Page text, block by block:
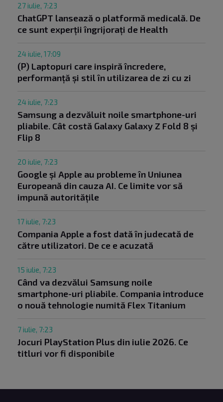
27 iulie, 7:23
ChatGPT lansează o platformă medicală. De
ce sunt experții îngrijorați de Health
24 iulie, 17:09
(P) Laptopuri care inspiră încredere,
performanță și stil în utilizarea de zi cu zi
24 iulie, 7:23
Samsung a dezvăluit noile smartphone-uri
pliabile. Cât costă Galaxy Galaxy Z Fold 8 și
Flip 8
20 iulie, 7:23
Google și Apple au probleme în Uniunea
Europeană din cauza AI. Ce limite vor să
impună autoritățile
17 iulie, 7:23
Compania Apple a fost dată în judecată de
către utilizatori. De ce e acuzată
15 iulie, 7:23
Când va dezvălui Samsung noile
smartphone-uri pliabile. Compania introduce
o nouă tehnologie numită Flex Titanium
7 iulie, 7:23
Jocuri PlayStation Plus din iulie 2026. Ce
titluri vor fi disponibile